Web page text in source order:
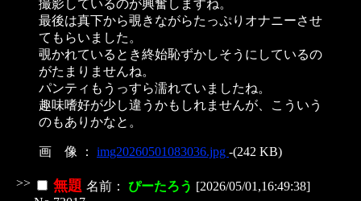
撮影しているのが興奮しますね。
最後は真下から覗きながらたっぷりオナニーさせ
てもらいました。
覗かれているとき終始恥ずかしそうにしているの
がたまりませんね。
パンティもうっすら濡れていましたね。
趣味嗜好が少し違うかもしれませんが、こういう
のもありかなと。
画 像 ： img20260501083036.jpg -(242 KB)
>> 無題 名前： ぴーたろう [2026/05/01,16:49:38]